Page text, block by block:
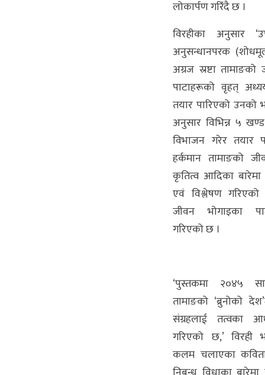
लोकार्पण गरिँदै छ ।
विरहीका अनुसार
अनुसन्धानपरक
अग्रज स्रष्टा तामाङको
पाटाहरूको वृहत्
तयार पारिएको
अनुसार विभिन्न ५
विभाजन गरेर तयार
हर्कमान तामाङको
कृतित्व आदिका
एवं विश्लेषण
जीवन भोगाइका
गरिएको छ ।
‘पुस्तकमा २०४५
तामाङको ‘ब्रुनोको
संग्रहलाई तत्वका
गरिएको छ,’ विरही
कलम चलाएका